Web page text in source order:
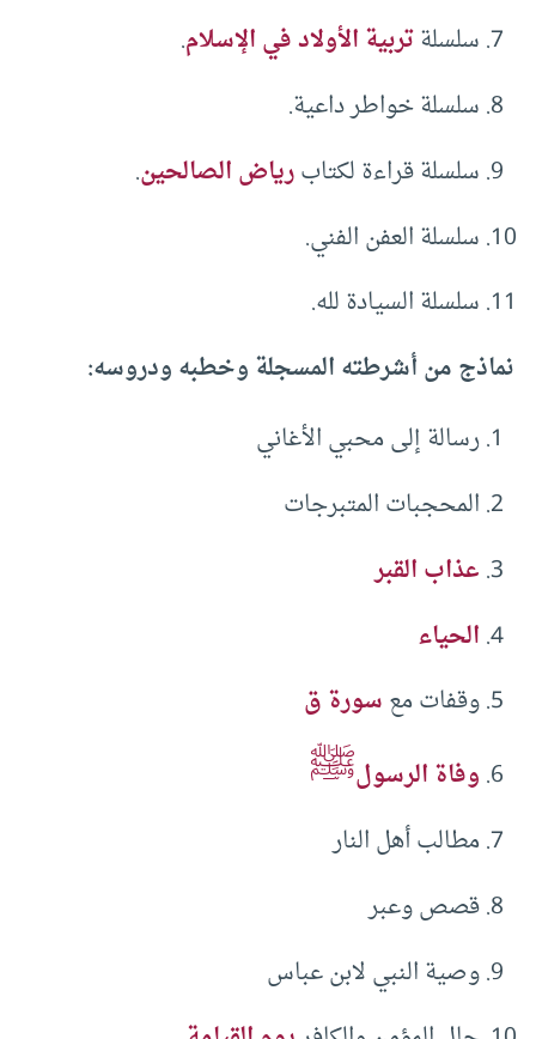
سلسلةتربية الأولاد في الإسلام.
سلسلة خواطر داعية.
سلسلة قراءة لكتابرياض الصالحين.
سلسلة العفن الفني.
سلسلة السيادة لله.
نماذج من أشرطته المسجلة وخطبه ودروسه:
رسالة إلى محبي الأغاني
المحجبات المتبرجات
عذاب القبر
الحياء
وقفات معسورة ق
وفاة الرسولﷺ
مطالب أهل النار
قصص وعبر
وصية النبي لابن عباس